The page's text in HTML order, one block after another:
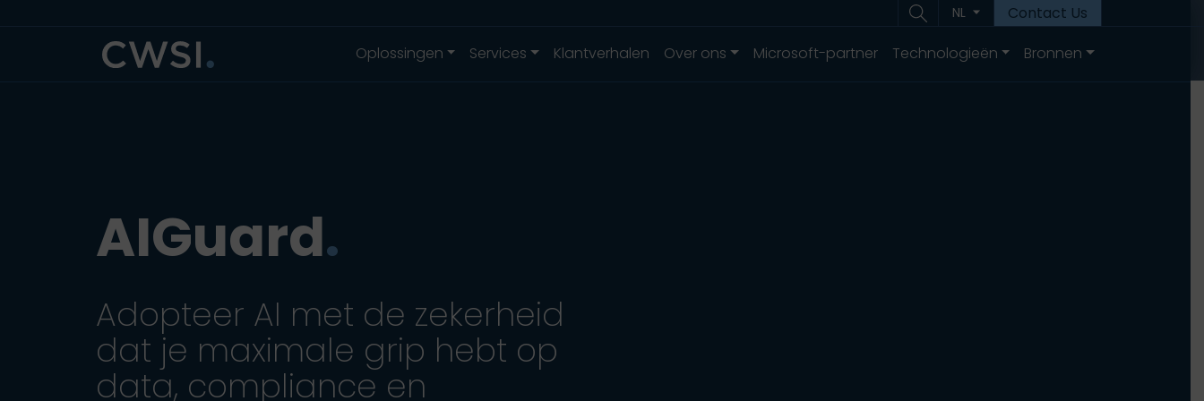
NL
Contact Us
Oplossingen
Services Klantverhalen Over ons Microsoft-partner Technologieën Bronnen
AIGuard.
Adopteer AI met de zekerheid
dat je maximale grip hebt op
data, compliance en